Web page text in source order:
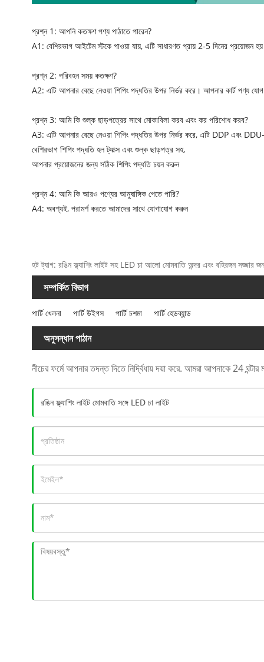
প্রশ্ন 1: আপনি কতক্ষণ পণ্য পাঠাতে পারেন?
A1: বেশিরভাগ আইটেম স্টকে পাওয়া যায়, এটি সাধারণত প্রায় 2-5 দিনের
প্রশ্ন 2: পরিবহন সময় কতক্ষণ?
A2: এটি আপনার বেছে নেওয়া শিপিং পদ্ধতির উপর নির্ভর করে। আপনার কার্ট পণ্য
প্রশ্ন 3: আমি কি শুল্ক ছাড়পত্রের সাথে মোকাবিলা করব এবং কর পরিশোধ করব?
A3: এটি আপনার বেছে নেওয়া শিপিং পদ্ধতির উপর নির্ভর করে, এটি DDP এবং
বেশিরভাগ শিপিং পদ্ধতি হল ট্যাক্স এবং শুল্ক ছাড়পত্র সহ,
আপনার প্রয়োজনের জন্য সঠিক শিপিং পদ্ধতি চয়ন করুন
প্রশ্ন 4: আমি কি আরও পণ্যের আনুষাঙ্গিক পেতে পারি?
A4: অবশ্যই, পরামর্শ করতে আমাদের সাথে যোগাযোগ করুন
হট ট্যাগ: রঙিন ফ্ল্যাশিং লাইট সহ LED চা আলো মোমবাতি অন্দর এবং বহিরঙ্গন সজ্জার
সম্পর্কিত বিভাগ
পার্টি খেলনা পার্টি উইগস পার্টি চশমা পার্টি হেডব্যান্ড
অনুসন্ধান পাঠান
নীচের ফর্মে আপনার তদন্ত দিতে নির্দ্বিধায় দয়া করে. আমরা আপনাকে 24